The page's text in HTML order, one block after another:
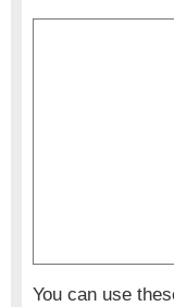
You can use